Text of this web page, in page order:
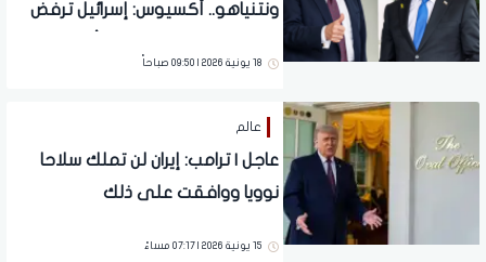
ونتنياهو.. أكسيوس: إسرائيل ترفض
18 يونية 2026 | 09:50 صباحاً
عالم
عاجل | ترامب: إيران لن تملك سلاحا
نوويا ووافقت على ذلك
15 يونية 2026 | 07:17 مساءً